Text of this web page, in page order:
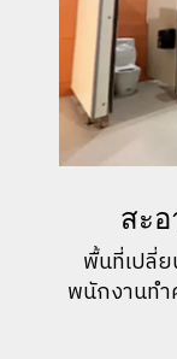
สะ
พื้นที่เปลี่
พนักงานทำ